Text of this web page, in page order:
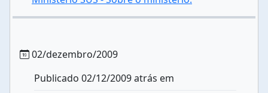
02/dezembro/2009
Publicado 02/12/2009 atrás em